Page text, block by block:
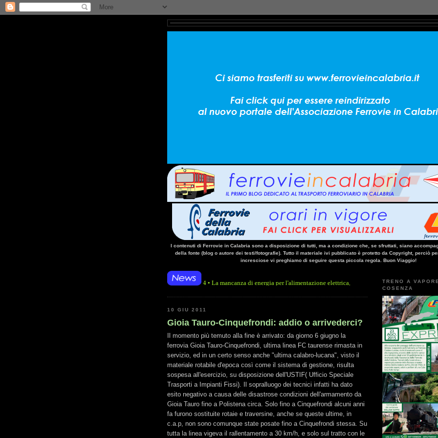
I contenuti di Ferrovie in Calabria sono a disposizione di tutti, ma a condizione che, se sfruttati, siano
della fonte (blog o autore dei testi/fotografie). Tutto il materiale ivi pubblicato è protetto da Copyright, perciò
incresciose vi preghiamo di seguire questa piccola regola. Buon Viaggio!
• 14/10/14 • La mancanza di energia per l'alimentazione elettrica, sulla linea Paola - Cosenza, causa
10 GIU 2011
Gioia Tauro-Cinquefrondi: addio o arrivederci?
Il momento più temuto alla fine è arrivato: da giorno 6 giugno la
ferrovia Gioia Tauro-Cinquefrondi, ultima linea FC taurense rimasta in
servizio, ed in un certo senso anche "ultima calabro-lucana", visto il
materiale rotabile d'epoca così come il sistema di gestione, risulta
sospesa all'esercizio, su disposizione dell'USTIF( Ufficio Speciale
Trasporti a Impianti Fissi). Il sopralluogo dei tecnici infatti ha dato
esito negativo a causa delle disastrose condizioni dell'armamento da
Gioia Tauro fino a Polistena circa. Solo fino a Cinquefrondi alcuni anni
fa furono sostituite rotaie e traversine, anche se queste ultime, in
c.a.p, non sono comunque state posate fino a Cinquefrondi stessa. Su
tutta la linea vigeva il rallentamento a 30 km/h, e solo sul tratto con le
TRENO A
COSENZA